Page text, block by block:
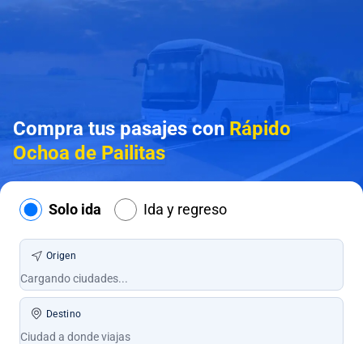
Compra tus pasajes con Rápido
Ochoa de Pailitas
Solo ida Ida y regreso
Origen
Destino